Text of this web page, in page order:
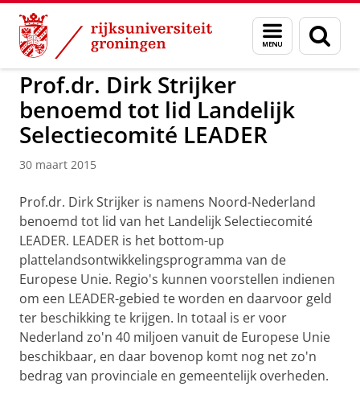
Skip
Content
Skip
Navigation
Menu
en
zoeken
Over ons Faculteit Ruimtelijke Wetenschappen
Prof.dr. Dirk Strijker
benoemd tot lid Landelijk
Selectiecomité LEADER
30 maart 2015
Prof.dr. Dirk Strijker is namens Noord-Nederland
benoemd tot lid van het Landelijk Selectiecomité
LEADER. LEADER is het bottom-up
plattelandsontwikkelingsprogramma van de
Europese Unie. Regio's kunnen voorstellen indienen
om een LEADER-gebied te worden en daarvoor geld
ter beschikking te krijgen. In totaal is er voor
Nederland zo'n 40 miljoen vanuit de Europese Unie
beschikbaar, en daar bovenop komt nog net zo'n
bedrag van provinciale en gemeentelijk overheden.